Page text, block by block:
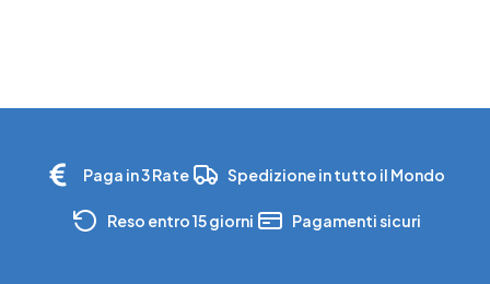
Paga in 3 Rate Spedizione in tutto il Mondo
Reso entro 15 giorni Pagamenti sicuri